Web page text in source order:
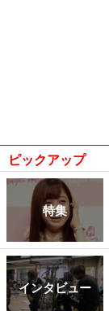
ピックアップ
特集
インタビュー